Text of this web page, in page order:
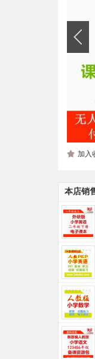
加入
本店销